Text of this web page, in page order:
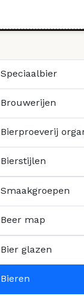
Speciaalbier
Brouwerijen
Bierproeverij
Bierstijlen
Smaakgroepen
Beer map
Bier glazen
Bieren